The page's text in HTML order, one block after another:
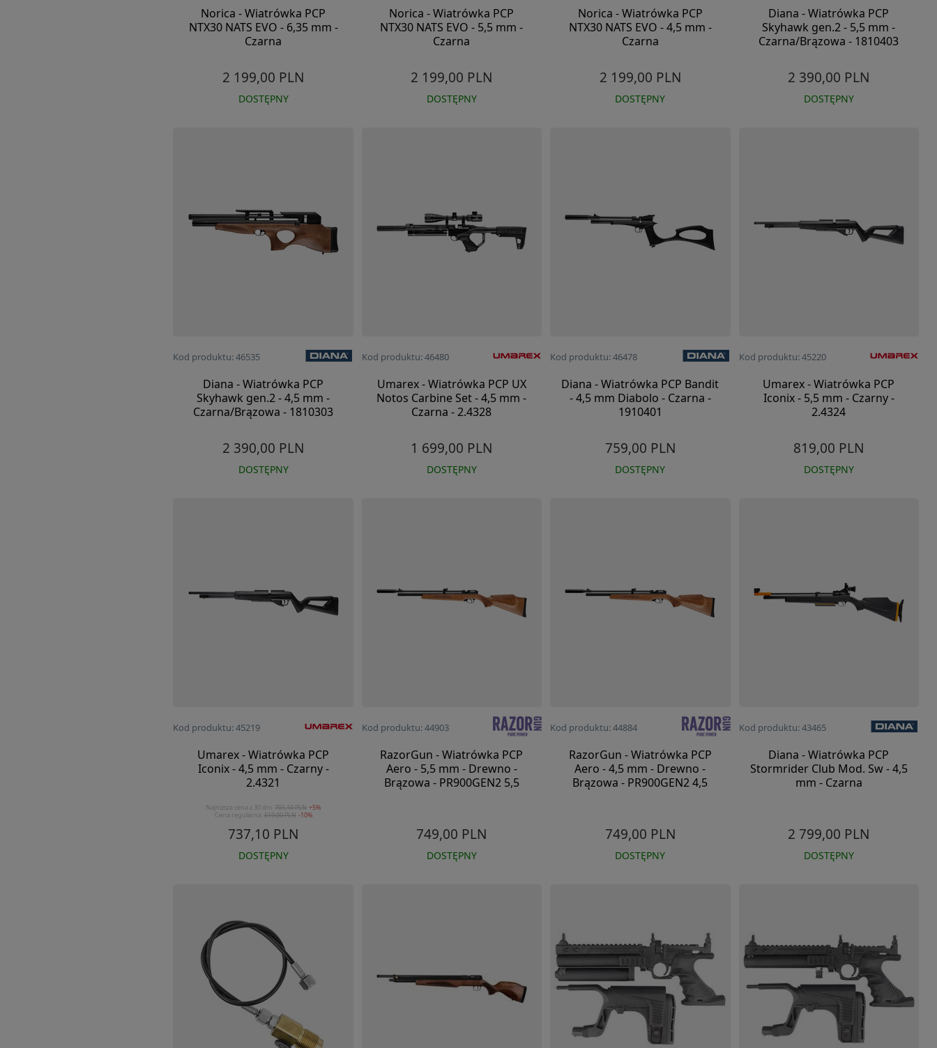
Norica - Wiatrówka PCP
NTX30 NATS EVO - 6,35 mm -
Czarna
2 199,00 PLN
DOSTĘPNY
Norica - Wiatrówka PCP
NTX30 NATS EVO - 5,5 mm -
Czarna
2 199,00 PLN
DOSTĘPNY
Norica - Wiatrówka PCP
NTX30 NATS EVO - 4,5 mm -
Czarna
2 199,00 PLN
DOSTĘPNY
Diana - Wiatrówka PCP
Skyhawk gen.2 - 5,5 mm -
Czarna/Brązowa - 1810403
2 390,00 PLN
DOSTĘPNY
Kod produktu: 46535
Diana - Wiatrówka PCP
Skyhawk gen.2 - 4,5 mm -
Czarna/Brązowa - 1810303
2 390,00 PLN
DOSTĘPNY
Kod produktu: 46480
Umarex - Wiatrówka PCP UX
Notos Carbine Set - 4,5 mm -
Czarna - 2.4328
1 699,00 PLN
DOSTĘPNY
Kod produktu: 46478
Diana - Wiatrówka PCP Bandit
- 4,5 mm Diabolo - Czarna -
1910401
759,00 PLN
DOSTĘPNY
Kod produktu: 45220
Umarex - Wiatrówka PCP
Iconix - 5,5 mm - Czarny -
2.4324
819,00 PLN
DOSTĘPNY
Kod produktu: 45219
Umarex - Wiatrówka PCP
Iconix - 4,5 mm - Czarny -
2.4321
737,10 PLN
Najniższa cena z 30 dni:701,10 PLN +5%
Cena regularna: 819,00 PLN -10%
DOSTĘPNY
Kod produktu: 44903
RazorGun - Wiatrówka PCP
Aero - 5,5 mm - Drewno -
Brązowa - PR900GEN2 5,5
749,00 PLN
DOSTĘPNY
Kod produktu: 44884
RazorGun - Wiatrówka PCP
Aero - 4,5 mm - Drewno -
Brązowa - PR900GEN2 4,5
749,00 PLN
DOSTĘPNY
Kod produktu: 43465
Diana - Wiatrówka PCP
Stormrider Club Mod. Sw - 4,5
mm - Czarna
2 799,00 PLN
DOSTĘPNY